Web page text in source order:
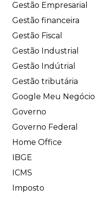
Gestão Empresarial
Gestão financeira
Gestão Fiscal
Gestão Industrial
Gestão Indútrial
Gestão tributária
Google Meu Negócio
Governo
Governo Federal
Home Office
IBGE
ICMS
Imposto